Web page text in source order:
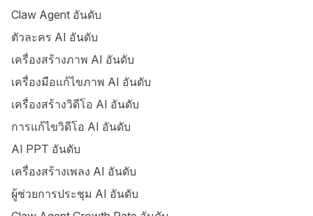
Claw Agent อันดับ
ตัวละคร AI อันดับ
เครื่องสร้างภาพ AI อันดับ
เครื่องมือแก้ไขภาพ AI อันดับ
เครื่องสร้างวิดีโอ AI อันดับ
การแก้ไขวิดีโอ AI อันดับ
AI PPT อันดับ
เครื่องสร้างเพลง AI อันดับ
ผู้ช่วยการประชุม AI อันดับ